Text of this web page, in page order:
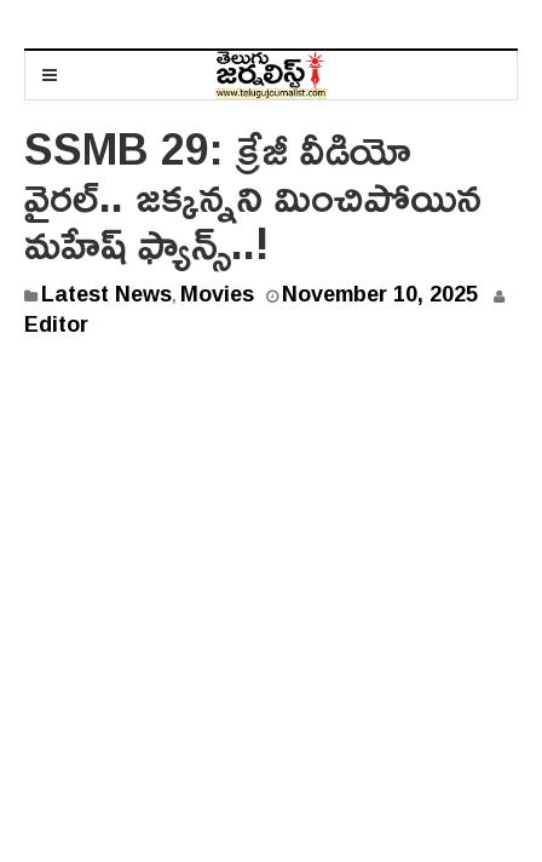
SSMB 29: క్రేజీ వీడియో
వైరల్.. జక్కన్నని మించిపోయిన
మహేష్ ఫ్యాన్స్..!
Latest News, Movies November 10, 2025
Editor